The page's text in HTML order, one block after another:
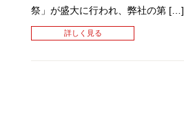
祭」が盛大に行われ、弊社の第 […]
詳しく見る